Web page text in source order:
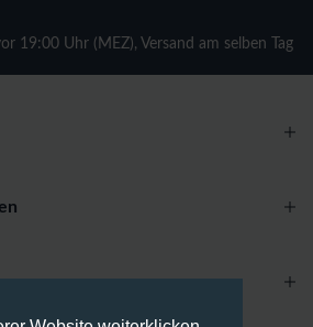
19:00 Uhr (MEZ), Versand am selben Tag